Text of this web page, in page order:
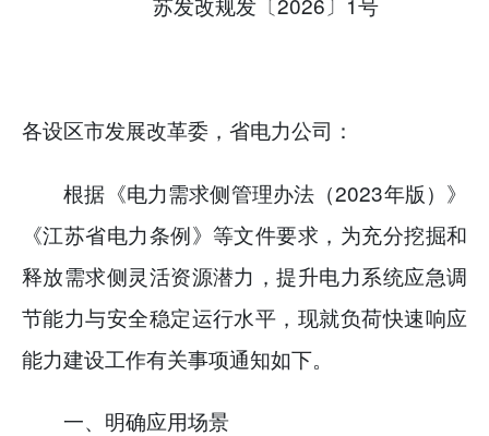
各设区市发展改革委，省电力公司：
根据《电力需求侧管理办法（2023年版）》
《江苏省电力条例》等文件要求，为充分挖掘和
释放需求侧灵活资源潜力，提升电力系统应急调
节能力与安全稳定运行水平，现就负荷快速响应
能力建设工作有关事项通知如下。
一、明确应用场景